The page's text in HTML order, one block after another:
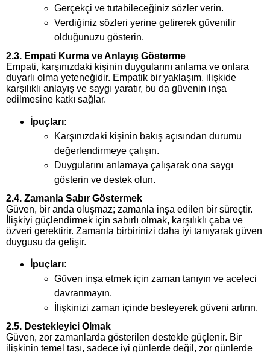
Gerçekçi ve tutabileceğiniz sözler verin.
Verdiğiniz sözleri yerine getirerek güvenilir
olduğunuzu gösterin.
2.3. Empati Kurma ve Anlayış Gösterme
Empati, karşınızdaki kişinin duygularını anlama ve onlara
duyarlı olma yeteneğidir. Empatik bir yaklaşım, ilişkide
karşılıklı anlayış ve saygı yaratır, bu da güvenin inşa
edilmesine katkı sağlar.
İpuçları:
Karşınızdaki kişinin bakış açısından durumu
değerlendirmeye çalışın.
Duygularını anlamaya çalışarak ona saygı
gösterin ve destek olun.
2.4. Zamanla Sabır Göstermek
Güven, bir anda oluşmaz; zamanla inşa edilen bir süreçtir.
İlişkiyi güçlendirmek için sabırlı olmak, karşılıklı çaba ve
özveri gerektirir. Zamanla birbirinizi daha iyi tanıyarak güven
duygusu da gelişir.
İpuçları:
Güven inşa etmek için zaman tanıyın ve aceleci
davranmayın.
İlişkinizi zaman içinde besleyerek güveni artırın.
2.5. Destekleyici Olmak
Güven, zor zamanlarda gösterilen destekle güçlenir. Bir
ilişkinin temel taşı, sadece iyi günlerde değil, zor günlerde